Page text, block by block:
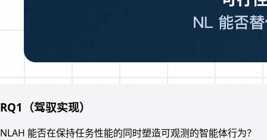
RQ1（驾驭实现）
NLAH 能否在保持任务性能的同时塑造可观测的智能体行为？